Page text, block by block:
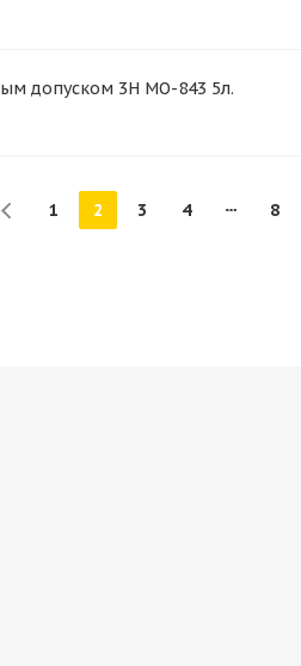
допуском 3H MO-843 5л.
1 2 3 4 8